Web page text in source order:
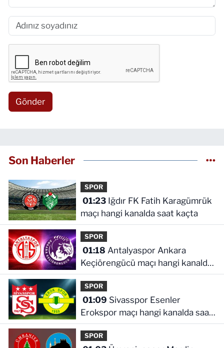
Gönder
Son Haberler
SPOR
01:23Iğdır FK Fatih Karagümrük
maçı hangi kanalda saat kaçta
SPOR
01:18
Keçiörengücü maçı hangi kanalda
saat kaçta
SPOR
01:09
Erokspor maçı hangi kanalda saat
kaçta
SPOR